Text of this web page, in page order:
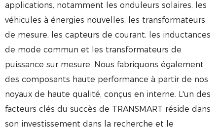
applications, notamment les onduleurs solaires, les
véhicules à énergies nouvelles, les transformateurs
de mesure, les capteurs de courant, les inductances
de mode commun et les transformateurs de
puissance sur mesure. Nous fabriquons également
des composants haute performance à partir de nos
noyaux de haute qualité, conçus en interne. L'un des
facteurs clés du succès de TRANSMART réside dans
son investissement dans la recherche et le